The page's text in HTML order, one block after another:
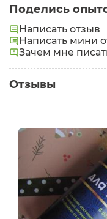
Поделись
Написать отзыв
Написать мини
Зачем мне
Отзывы